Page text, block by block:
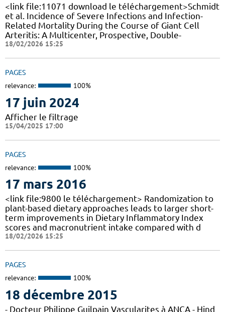
<link file:11071 download le téléchargement>Schmidt
et al. Incidence of Severe Infections and Infection-
Related Mortality During the Course of Giant Cell
Arteritis: A Multicenter, Prospective, Double-
18/02/2026 15:25
PAGES
relevance: 100%
17 juin 2024
Afficher le filtrage
15/04/2025 17:00
PAGES
relevance: 100%
17 mars 2016
<link file:9800 le téléchargement> Randomization to
plant-based dietary approaches leads to larger short-
term improvements in Dietary Inflammatory Index
scores and macronutrient intake compared with d
18/02/2026 15:25
PAGES
relevance: 100%
18 décembre 2015
- Docteur Philippe Guilpain Vascularites à ANCA - Hind